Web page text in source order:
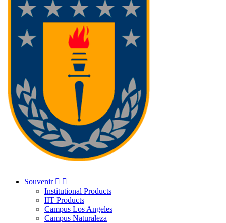
Souvenir  
Institutional Products
IIT Products
Campus Los Angeles
Campus Naturaleza